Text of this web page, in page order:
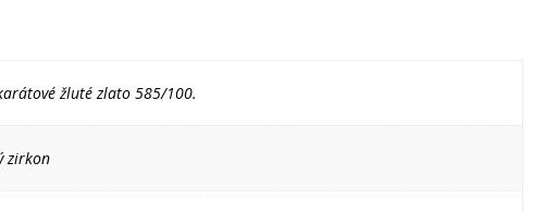
žluté zlato 585/100.
zirkon